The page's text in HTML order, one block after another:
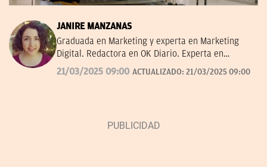
JANIRE MANZANAS
Graduada en Marketing y experta en Marketing
Digital. Redactora en OK Diario. Experta en
curiosidades, mascotas, consumo y Lotería de
Navidad.
21/03/2025 09:00 ACTUALIZADO: 21/03/2025 09:00